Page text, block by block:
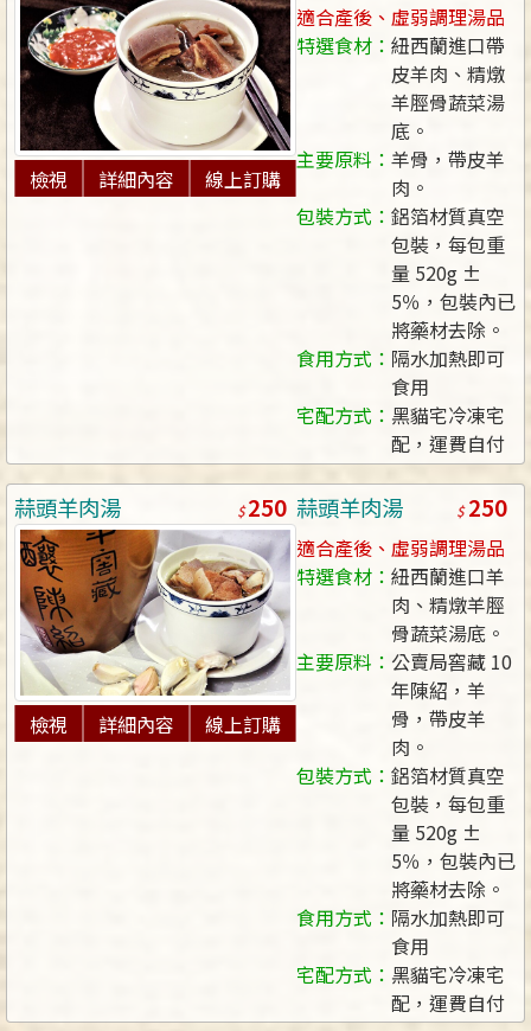
檢視 詳細內容 線上訂購
適合產後、虛弱調理湯品
特選食材：紐西蘭進口帶
皮羊肉、精燉
羊脛骨蔬菜湯
底。
主要原料：羊骨，帶皮羊
肉。
包裝方式：鋁箔材質真空
包裝，每包重
量 520g ±
5％，包裝內已
將藥材去除。
食用方式： 隔水加熱即可
食用
宅配方式： 黑貓宅冷凍宅
配，運費自付
蒜頭羊肉湯 250
檢視 詳細內容 線上訂購
蒜頭羊肉湯 250
適合產後、虛弱調理湯品
特選食材：紐西蘭進口羊
肉、精燉羊脛
骨蔬菜湯底。
主要原料： 公賣局窖藏 10
年陳紹，羊
骨，帶皮羊
肉。
包裝方式：鋁箔材質真空
包裝，每包重
量 520g ±
5％，包裝內已
將藥材去除。
食用方式： 隔水加熱即可
食用
宅配方式： 黑貓宅冷凍宅
配，運費自付